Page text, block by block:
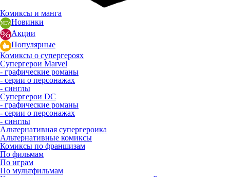
Комиксы и манга
Новинки
Акции
Популярные
Комиксы о супергероях
Супергерои Marvel
- графические романы
- серии о персонажах
- синглы
Супергерои DC
- графические романы
- серии о персонажах
- синглы
Альтернативная супергероика
Альтернативные комиксы
Комиксы по франшизам
По фильмам
По играм
По мультфильмам